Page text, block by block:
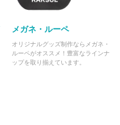
メガネ・ルーペ
オリジナルグッズ制作ならメガネ・
ルーペがオススメ！豊富なラインナ
ップを取り揃えています。